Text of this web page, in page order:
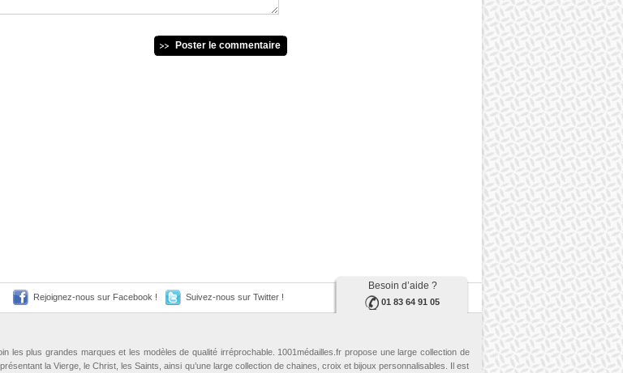
Poster le commentaire
Rejoignez-nous sur Facebook ! Suivez-nous sur Twitter !
Besoin d’aide ?
01 83 64 91 05
les plus grandes marques et les modèles de qualité irréprochable. 1001médailles.fr propose une large collection de
la Vierge, le Christ, les Saints, ainsi qu’une large collection de chaines, croix et bijoux personnalisables. Il est